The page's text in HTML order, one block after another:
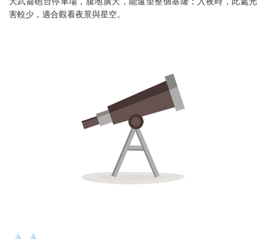
溫度 32
31 降雨機率
相對溼度
舒適度
害較少，適合觀看夜景與星空。